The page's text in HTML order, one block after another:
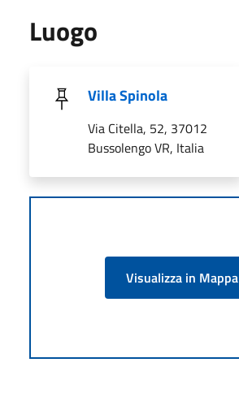
Luogo
Villa Spinola
Via Citella, 52, 37012
Bussolengo VR, Italia
Visualizza in Mappa